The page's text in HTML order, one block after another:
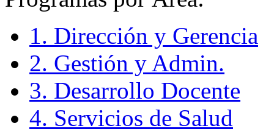
1. Dirección y Gerencia
2. Gestión y Admin.
3. Desarrollo Docente
4. Servicios de Salud